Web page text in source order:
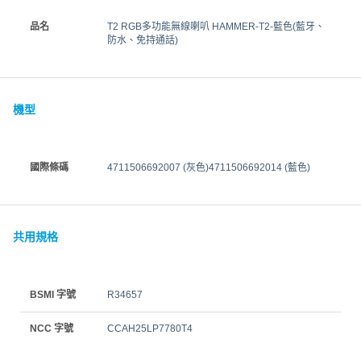
品名
T2 RGB多功能無線喇叭 HAMMER-T2-藍色(藍牙、
防水、免持通話)
機型
國際條碼 4711506692007 (灰色)4711506692014 (藍色)
共用規格
BSMI 字號 R34657
NCC 字號 CCAH25LP7780T4